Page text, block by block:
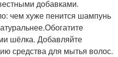
добавками.
чем хуже пенится шампунь
шёлка. Добавляйте
средства для мытья волос.